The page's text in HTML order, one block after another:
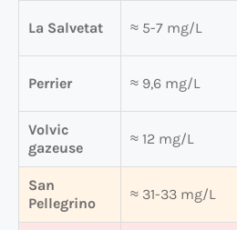
La Salvetat ≈ 5-7 mg/L
Perrier ≈ 9,6 mg/L
Volvic
gazeuse
≈ 12 mg/L
San
Pellegrino
≈ 31-33 mg/L